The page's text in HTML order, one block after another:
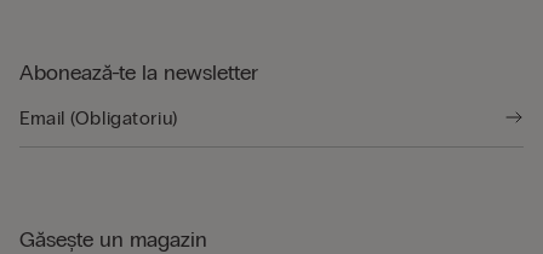
Abonează-te la newsletter
Găsește un magazin